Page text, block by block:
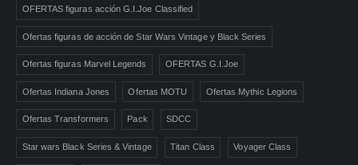
OFERTAS figuras acción G.I.Joe Classified
Ofertas figuras de acción de Star Wars Vintage y Black Series
Ofertas figuras Marvel Legends OFERTAS G.I.Joe
Ofertas Indiana Jones Ofertas MOTU Ofertas Mythic Legions
Ofertas Transformers Pack SDCC
Star wars Black Series & Vintage Titan Class Voyager Class